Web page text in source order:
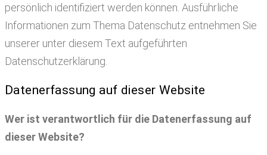
persönlich identifiziert werden können. Ausführliche
Informationen zum Thema Datenschutz entnehmen Sie
unserer unter diesem Text aufgeführten
Datenschutzerklärung.
Datenerfassung auf dieser Website
Wer ist verantwortlich für die Datenerfassung auf
dieser Website?